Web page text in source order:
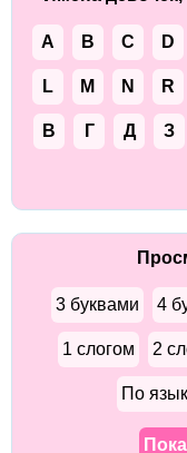
A B C D
L M N R
В Г Д З
3 буквами 4
1 слогом 2
По